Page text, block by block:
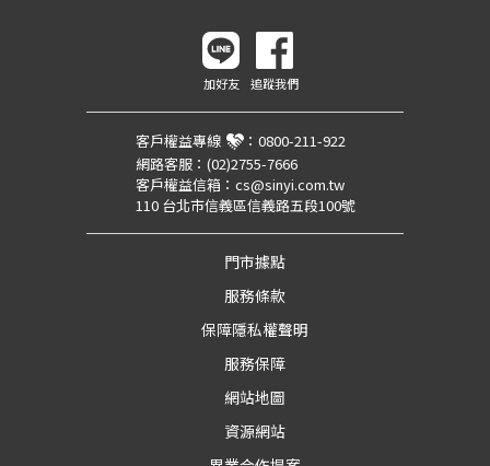
加好友 追蹤我們
客戶權益專線 ： 0800-211-922
網路客服： (02)2755-7666
客戶權益信箱： cs@sinyi.com.tw
110 台北市信義區信義路五段100號
門市據點
服務條款
保障隱私權聲明
服務保障
網站地圖
資源網站